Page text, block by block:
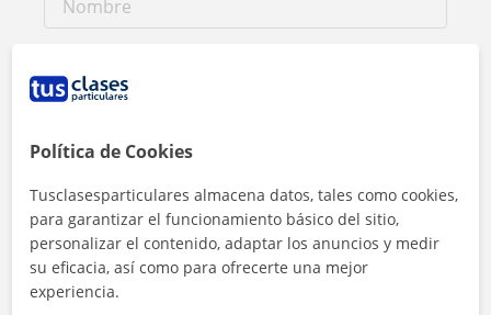
Política de Cookies
Tusclasesparticulares almacena datos, tales como cookies,
para garantizar el funcionamiento básico del sitio,
personalizar el contenido, adaptar los anuncios y medir
su eficacia, así como para ofrecerte una mejor
experiencia.